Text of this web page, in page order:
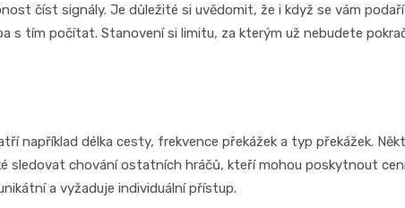
číst signály. Je důležité si uvědomit, že i když se vám
s tím počítat. Stanovení si limitu, za kterým už nebudete
například délka cesty, frekvence překážek a typ překážek.
chování ostatních hráčů, kteří mohou poskytnout
a vyžaduje individuální přístup.